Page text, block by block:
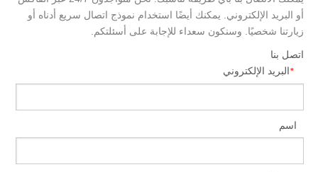
أو البريد الإلكتروني. يمكنك أيضًا استخدام نموذج اتصال سريع أدناه أو
زيارتنا شخصيًا. وسنكون سعداء للإجابة على أسئلتكم.
اتصل بنا
*البريد الإلكتروني
اسم